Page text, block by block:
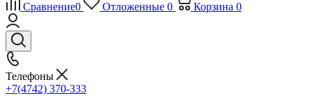
Сравнение0 Отложенные 0 Корзина 0
Телефоны
+7(4742) 370-333